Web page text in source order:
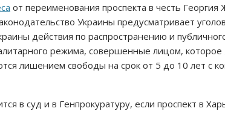
от переименования проспекта в честь Георгия
Украины предусматривает
действия по распространению и
режима, совершенные лицом, которое
лишением свободы на срок от 5 до 10 лет с
в суд и в Генпрокуратуру, если проспект в